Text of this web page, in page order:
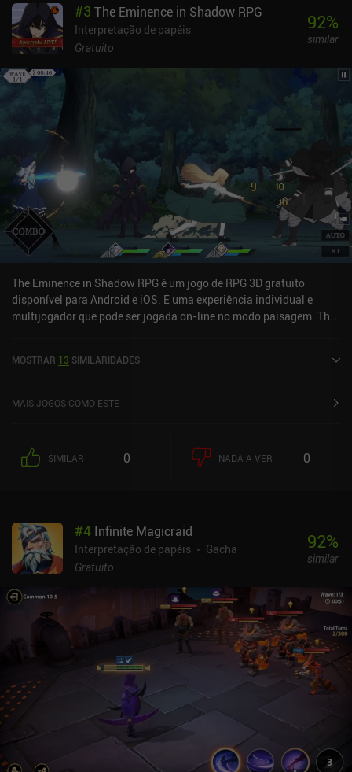
#3 The Eminence in Shadow RPG
Interpretação de papéis
Gratuito
92%
similar
The Eminence in Shadow RPG é um jogo de RPG 3D gratuito
disponível para Android e iOS. É uma experiência individual e
multijogador que pode ser jogada on-line no modo paisagem. The
iOS App Store.
MOSTRAR 13 SIMILARIDADES
MAIS JOGOS COMO ESTE
SIMILAR 0 NADA A VER 0
#4 Infinite Magicraid
Interpretação de papéis
Gacha
Gratuito
92%
similar